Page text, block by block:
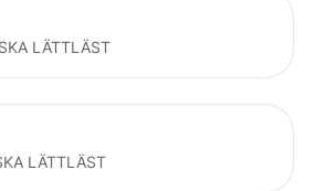
LÄTTLÄST
LÄTTLÄST